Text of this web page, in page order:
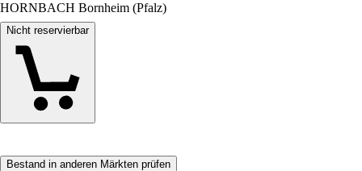
HORNBACH Bornheim (Pfalz)
Nicht reservierbar
Bestand in anderen Märkten prüfen